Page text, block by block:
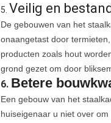
5. Veilig en bestand
De gebouwen van het
onaangetast door
producten zoals hout
grond gezet om door
6. Betere
Een gebouw van het
huiseigenaar u niet over